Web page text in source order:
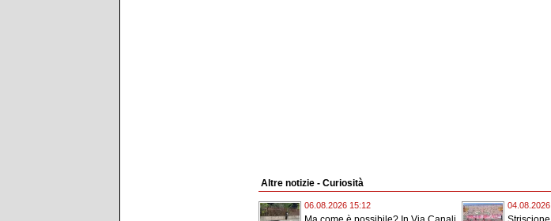
Altre notizie - Curiosità
06.08.2026 15:12